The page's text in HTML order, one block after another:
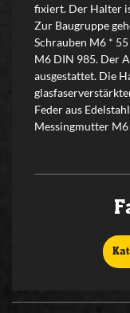
fixiert. Der Halter
Zur Baugruppe
Schrauben M6 *
M6 DIN 985. Der
ausgestattet. Die
Feder aus
Messingmutter